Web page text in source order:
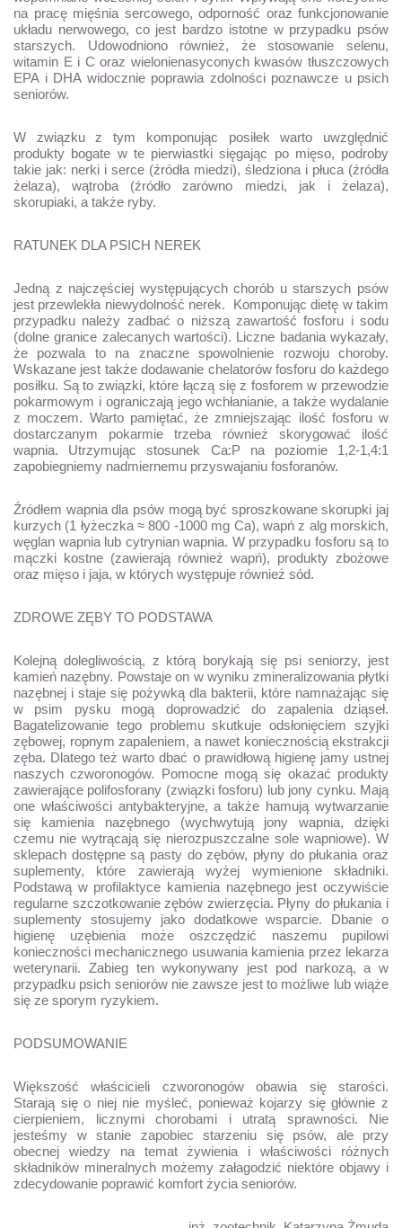
na pracę mięśnia sercowego, odporność oraz funkcjonowanie
układu nerwowego, co jest bardzo istotne w przypadku psów
starszych. Udowodniono również, że stosowanie selenu,
witamin E i C oraz wielonienasyconych kwasów tłuszczowych
EPA i DHA widocznie poprawia zdolności poznawcze u psich
seniorów.
W związku z tym komponując posiłek warto uwzględnić
produkty bogate w te pierwiastki sięgając po mięso, podroby
takie jak: nerki i serce (źródła miedzi), śledziona i płuca (źródła
żelaza), wątroba (źródło zarówno miedzi, jak i żelaza),
skorupiaki, a także ryby.
RATUNEK DLA PSICH NEREK
Jedną z najczęściej występujących chorób u starszych psów
jest przewlekła niewydolność nerek. Komponując dietę w takim
przypadku należy zadbać o niższą zawartość fosforu i sodu
(dolne granice zalecanych wartości). Liczne badania wykazały,
że pozwala to na znaczne spowolnienie rozwoju choroby.
Wskazane jest także dodawanie chelatorów fosforu do każdego
posiłku. Są to związki, które łączą się z fosforem w przewodzie
pokarmowym i ograniczają jego wchłanianie, a także wydalanie
z moczem. Warto pamiętać, że zmniejszając ilość fosforu w
dostarczanym pokarmie trzeba również skorygować ilość
wapnia. Utrzymując stosunek Ca:P na poziomie 1,2-1,4:1
zapobiegniemy nadmiernemu przyswajaniu fosforanów.
Źródłem wapnia dla psów mogą być sproszkowane skorupki jaj
kurzych (1 łyżeczka ≈ 800 -1000 mg Ca), wapń z alg morskich,
węglan wapnia lub cytrynian wapnia. W przypadku fosforu są to
mączki kostne (zawierają również wapń), produkty zbożowe
oraz mięso i jaja, w których występuje również sód.
ZDROWE ZĘBY TO PODSTAWA
Kolejną dolegliwością, z którą borykają się psi seniorzy, jest
kamień nazębny. Powstaje on w wyniku zmineralizowania płytki
nazębnej i staje się pożywką dla bakterii, które namnażając się
w psim pysku mogą doprowadzić do zapalenia dziąseł.
Bagatelizowanie tego problemu skutkuje odsłonięciem szyjki
zębowej, ropnym zapaleniem, a nawet koniecznością ekstrakcji
zęba. Dlatego też warto dbać o prawidłową higienę jamy ustnej
naszych czworonogów. Pomocne mogą się okazać produkty
zawierające polifosforany (związki fosforu) lub jony cynku. Mają
one właściwości antybakteryjne, a także hamują wytwarzanie
się kamienia nazębnego (wychwytują jony wapnia, dzięki
czemu nie wytrącają się nierozpuszczalne sole wapniowe). W
sklepach dostępne są pasty do zębów, płyny do płukania oraz
suplementy, które zawierają wyżej wymienione składniki.
Podstawą w profilaktyce kamienia nazębnego jest oczywiście
regularne szczotkowanie zębów zwierzęcia. Płyny do płukania i
suplementy stosujemy jako dodatkowe wsparcie. Dbanie o
higienę uzębienia może oszczędzić naszemu pupilowi
konieczności mechanicznego usuwania kamienia przez lekarza
weterynarii. Zabieg ten wykonywany jest pod narkozą, a w
przypadku psich seniorów nie zawsze jest to możliwe lub wiąże
się ze sporym ryzykiem.
PODSUMOWANIE
Większość właścicieli czworonogów obawia się starości.
Starają się o niej nie myśleć, ponieważ kojarzy się głównie z
cierpieniem, licznymi chorobami i utratą sprawności. Nie
jesteśmy w stanie zapobiec starzeniu się psów, ale przy
obecnej wiedzy na temat żywienia i właściwości różnych
składników mineralnych możemy załagodzić niektóre objawy i
zdecydowanie poprawić komfort życia seniorów.